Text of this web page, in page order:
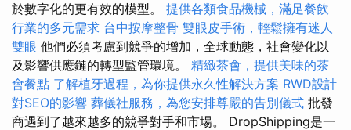
於數字化的更有效的模型。 提供各類食品機械，滿足餐飲
行業的多元需求 台中按摩整骨 雙眼皮手術，輕鬆擁有迷人
雙眼 他們必須考慮到競爭的增加，全球動態，社會變化以
及影響供應鏈的轉型監管環境。 精緻茶會，提供美味的茶
會餐點 了解植牙過程，為你提供永久性解決方案 RWD設計
對SEO的影響 葬儀社服務，為您安排尊嚴的告別儀式 批發
商遇到了越來越多的競爭對手和市場。 DropShipping是一